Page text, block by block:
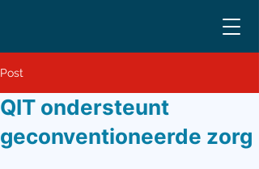
Post
QIT ondersteunt
geconventioneerde zorg